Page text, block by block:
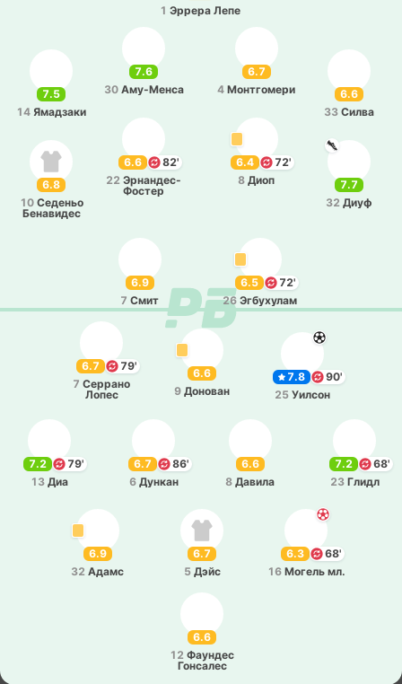
1 Эррера Лепе
6.7
4 Мо­нтго­ме­ри
7.6
30 Аму­-Ме­нса
6.6
33 Силва
7.5
14 Яма­дза­ки
6.8
10 Се­де­ньо
Бе­на­ви­дес
6.4
72'
8 Диоп
6.6
82'
22 Эрна­нде­с-
Фо­стер
7.7
32 Диуф
6.9
7 Смит
6.5
72'
26 Эгбу­ху­лам
6.6
12 Фау­ндес
Го­нса­лес
6.9
32 Адамс
6.3
68'
16 Могель мл.
6.7
5 Дэйс
7.2
79'
13 Диа
7.2
68'
23 Глидл
6.6
8 Давила
6.7
86'
6 Дункан
6.6
9 До­но­ван
6.7
79'
7 Се­рра­но
Лопес
7.8
90'
25 Уилсон